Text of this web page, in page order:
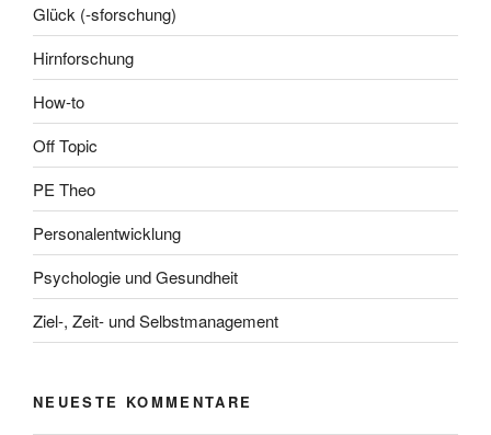
Glück (-sforschung)
Hirnforschung
How-to
Off Topic
PE Theo
Personalentwicklung
Psychologie und Gesundheit
Ziel-, Zeit- und Selbstmanagement
NEUESTE KOMMENTARE